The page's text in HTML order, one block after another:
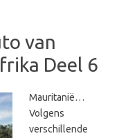
van
Deel 6
Mauritanië…
Volgens
verschillende